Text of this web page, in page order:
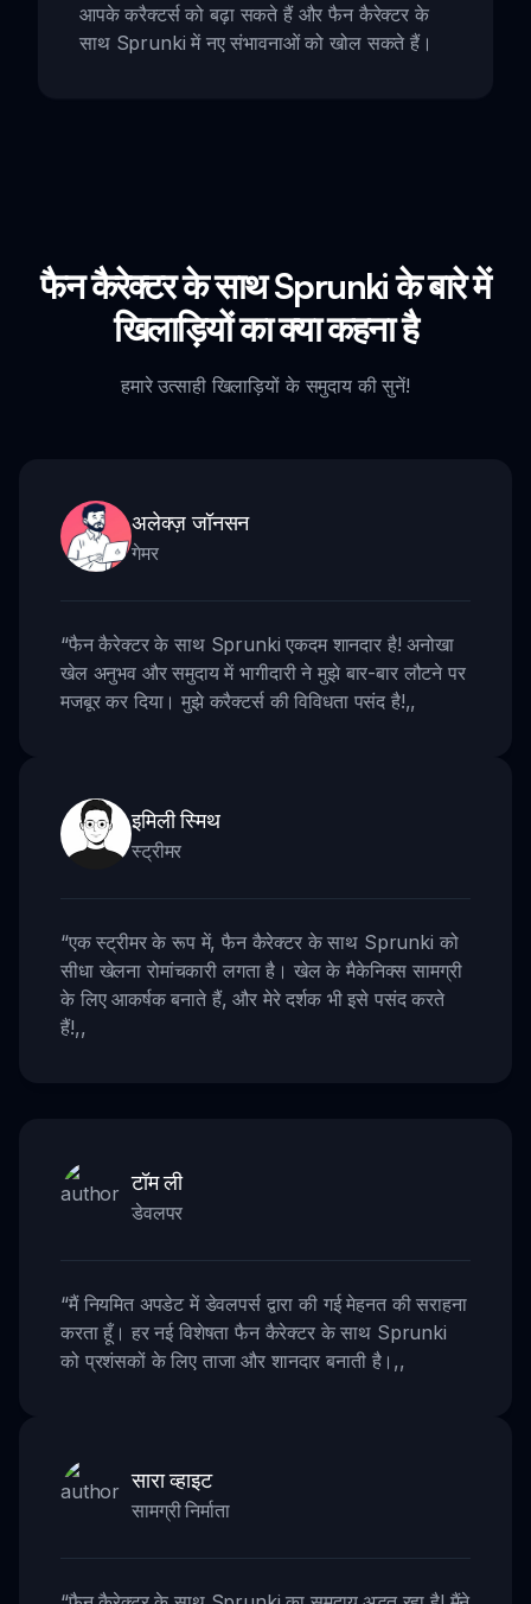
आपके करैक्टर्स को बढ़ा सकते हैं और फैन कैरेक्टर के
साथ Sprunki में नए संभावनाओं को खोल सकते हैं।
फैन कैरेक्टर के साथ Sprunki के बारे में
खिलाड़ियों का क्या कहना है
हमारे उत्साही खिलाड़ियों के समुदाय की सुनें!
अलेक्ज़ जॉनसन
गेमर
“फैन कैरेक्टर के साथ Sprunki एकदम शानदार है! अनोखा
खेल अनुभव और समुदाय में भागीदारी ने मुझे बार-बार लौटने पर
मजबूर कर दिया। मुझे करैक्टर्स की विविधता पसंद है!,,
इमिली स्मिथ
स्ट्रीमर
“एक स्ट्रीमर के रूप में, फैन कैरेक्टर के साथ Sprunki को
सीधा खेलना रोमांचकारी लगता है। खेल के मैकेनिक्स सामग्री
के लिए आकर्षक बनाते हैं, और मेरे दर्शक भी इसे पसंद करते
हैं!,,
टॉम ली
डेवलपर
“मैं नियमित अपडेट में डेवलपर्स द्वारा की गई मेहनत की सराहना
करता हूँ। हर नई विशेषता फैन कैरेक्टर के साथ Sprunki
को प्रशंसकों के लिए ताजा और शानदार बनाती है। ,,
सारा व्हाइट
सामग्री निर्माता